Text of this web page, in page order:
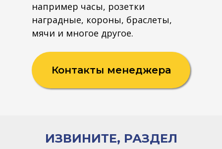
Контакты менеджера
например часы, розетки
наградные, короны, браслеты,
мячи и многое другое.
ИЗВИНИТЕ, РАЗДЕЛ